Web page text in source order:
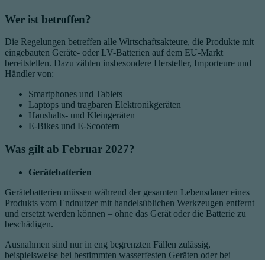
Wer ist betroffen?
Die Regelungen betreffen alle Wirtschaftsakteure, die Produkte mit
eingebauten Geräte- oder LV-Batterien auf dem EU-Markt
bereitstellen. Dazu zählen insbesondere Hersteller, Importeure und
Händler von:
Smartphones und Tablets
Laptops und tragbaren Elektronikgeräten
Haushalts- und Kleingeräten
E-Bikes und E-Scootern
Was gilt ab Februar 2027?
Gerätebatterien
Gerätebatterien müssen während der gesamten Lebensdauer eines
Produkts vom Endnutzer mit handelsüblichen Werkzeugen entfernt
und ersetzt werden können – ohne das Gerät oder die Batterie zu
beschädigen.
Ausnahmen sind nur in eng begrenzten Fällen zulässig,
beispielsweise bei bestimmten wasserfesten Geräten oder bei